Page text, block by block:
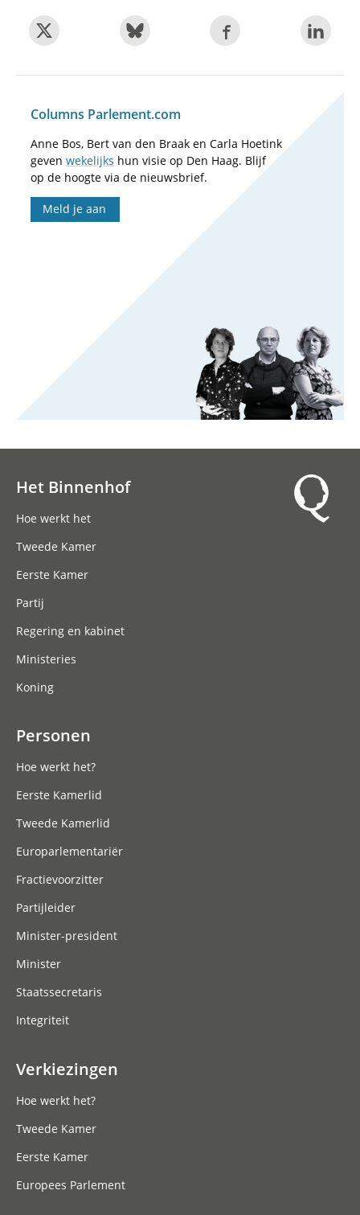
Columns Parlement.com
Anne Bos, Bert van den Braak en Carla Hoetink
geven wekelijks hun visie op Den Haag. Blijf
op de hoogte via de nieuwsbrief.
Meld je aan
Het Binnenhof
Hoe werkt het
Tweede Kamer
Eerste Kamer
Partij
Regering en kabinet
Ministeries
Koning
Personen
Hoe werkt het?
Eerste Kamerlid
Tweede Kamerlid
Europarlementariër
Fractievoorzitter
Partijleider
Minister-president
Minister
Staatssecretaris
Integriteit
Verkiezingen
Hoe werkt het?
Tweede Kamer
Eerste Kamer
Europees Parlement